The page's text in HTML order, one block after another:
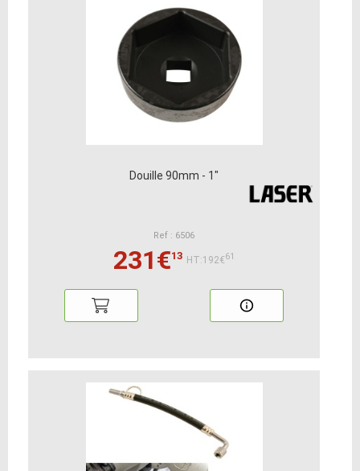
Douille 90mm - 1"
Ref : 6506
231€13 HT:192€61